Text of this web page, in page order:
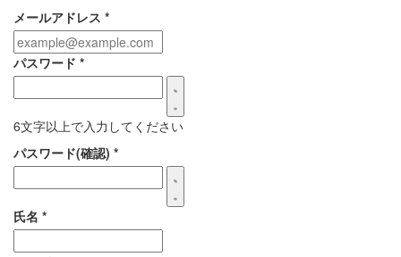
メールアドレス *
パスワード *
6文字以上で入力してください
パスワード(確認) *
氏名 *